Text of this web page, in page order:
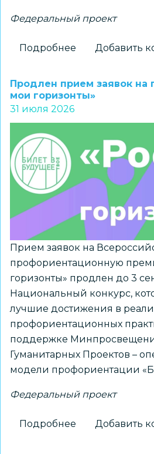
Федеральный проект
Подробнее
установит
региона
Северном
полюсе
Добавить
Продлен прием заявок на
мои горизонты»
31 июля 2026
Прием заявок на
профориентационную
горизонты» продлен до 3
Национальный конкурс,
лучшие достижения в
профориентационных
поддержке
Гуманитарных Проектов –
модели профориентации
Федеральный проект
Подробнее Добавить